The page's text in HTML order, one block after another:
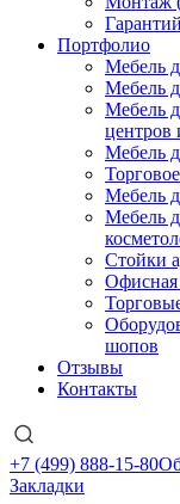
Портфолио
Мебель
Мебель
Мебель
центров
Мебель
Мебель
Мебель
Стойки
Офисная
шопов
Отзывы
Контакты
+7 (499) 888-15-80
Закладки